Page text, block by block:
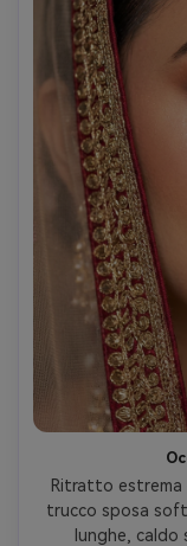
Ritratto estrema
trucco sposa
lunghe,